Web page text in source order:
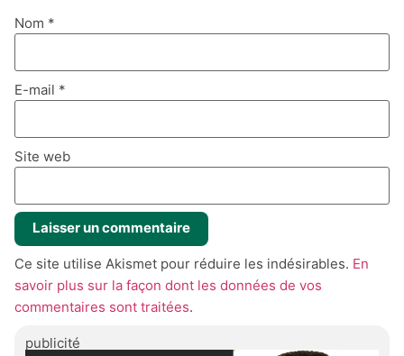
Nom *
E-mail *
Site web
Ce site utilise Akismet pour réduire les indésirables. En
savoir plus sur la façon dont les données de vos
commentaires sont traitées.
publicité